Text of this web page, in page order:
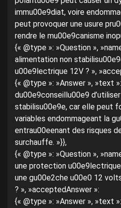
immu00e9diat, voire
peut provoquer une usure
rendre le mu00e9canisme
{« @type »: »Question »,
alimentation non
u00e9lectrique 12V ? »,
{« @type »: »Answer », »text
du00e9conseillu00e9
stabilisu00e9e, car elle peut
variables endommageant la
entrau00eenant des risques
surchauffe. »}},
{« @type »: »Question »,
une protection
une gu00e2che u00e0 12
? », »acceptedAnswer »:
{« @type »: »Answer », »text